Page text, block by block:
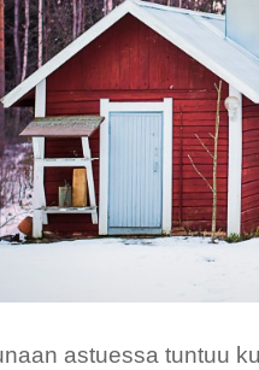
astuessa tuntuu